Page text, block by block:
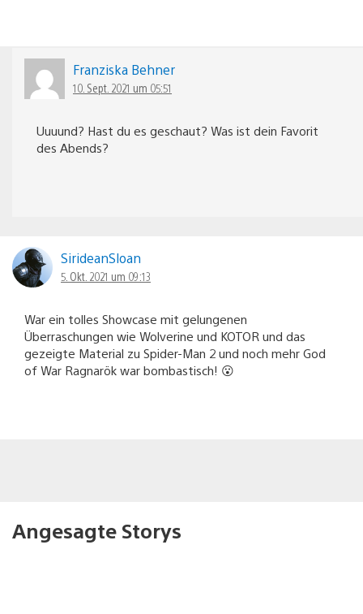
Franziska Behner
10. Sept. 2021 um 05:51
Uuuund? Hast du es geschaut? Was ist dein Favorit
des Abends?
SirideanSloan
5. Okt. 2021 um 09:13
War ein tolles Showcase mit gelungenen
Überraschungen wie Wolverine und KOTOR und das
gezeigte Material zu Spider-Man 2 und noch mehr God
of War Ragnarök war bombastisch! 😮
Angesagte Storys